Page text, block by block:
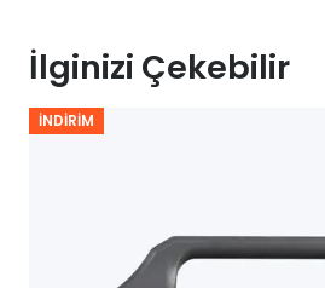
İlginizi Çekebilir
İNDIRIM